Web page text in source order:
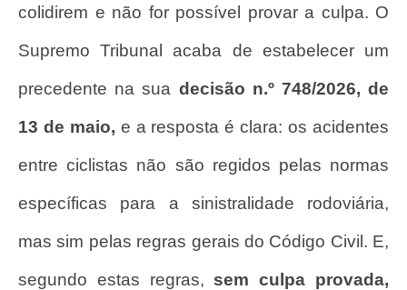
colidirem e não for possível provar a culpa. O
Supremo Tribunal acaba de estabelecer um
precedente na sua decisão n.º 748/2026, de
13 de maio, e a resposta é clara: os acidentes
entre ciclistas não são regidos pelas normas
específicas para a sinistralidade rodoviária,
mas sim pelas regras gerais do Código Civil. E,
segundo estas regras, sem culpa provada,